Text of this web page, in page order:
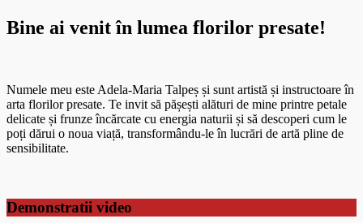
Bine ai venit în lumea florilor presate!
Numele meu este Adela-Maria Talpeș și sunt artistă și instructoare în
arta florilor presate. Te invit să pășești alături de mine printre petale
delicate și frunze încărcate cu energia naturii și să descoperi cum le
poți dărui o noua viață, transformându-le în lucrări de artă pline de
sensibilitate.
Demonstratii video